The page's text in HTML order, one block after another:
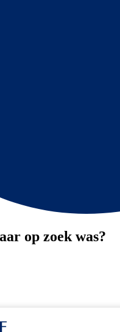
op zoek was?